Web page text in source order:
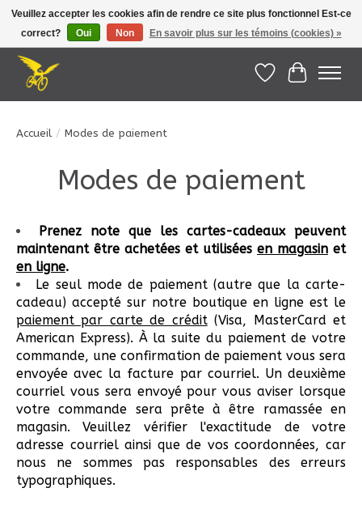
Le Pédalier | Îles de la Madeleine |info@lepedalier.com| 1-418-986-2965
Liste dePanier
Accueil / Modes de paiement
Modes de paiement
Prenez note que les cartes-cadeaux peuvent
maintenant être achetées et utilisées en magasin et
en ligne.
Le seul mode de paiement (autre que la carte-
cadeau) accepté sur notre boutique en ligne est le
paiement par carte de crédit(Visa, MasterCard et
American Express). À la suite du paiement de votre
commande, une confirmation de paiement vous sera
envoyée avec la facture par courriel. Un deuxième
courriel vous sera envoyé pour vous aviser lorsque
votre commande sera prête à être ramassée en
magasin. Veuillez vérifier l'exactitude de votre
adresse courriel ainsi que de vos coordonnées, car
nous ne sommes pas responsables des erreurs
typographiques.
Veuillez accepter les cookies afin de rendre ce site plus fonctionnel Est-ce
correct?
Oui Non En savoir plus sur les témoins (cookies) »